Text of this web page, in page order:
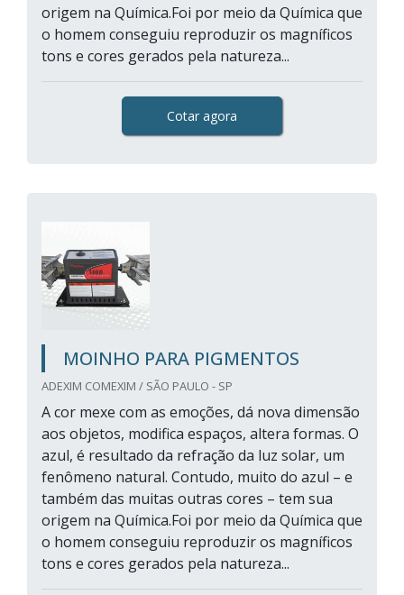
origem na Química.Foi por meio da Química que
o homem conseguiu reproduzir os magníficos
tons e cores gerados pela natureza...
Cotar agora
MOINHO PARA PIGMENTOS
ADEXIM COMEXIM / SÃO PAULO - SP
A cor mexe com as emoções, dá nova dimensão
aos objetos, modifica espaços, altera formas. O
azul, é resultado da refração da luz solar, um
fenômeno natural. Contudo, muito do azul – e
também das muitas outras cores – tem sua
origem na Química.Foi por meio da Química que
o homem conseguiu reproduzir os magníficos
tons e cores gerados pela natureza...